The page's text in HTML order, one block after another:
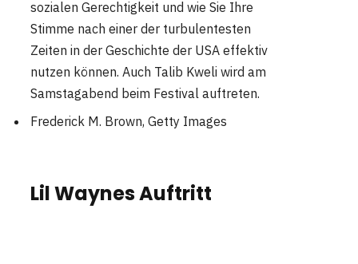
sozialen Gerechtigkeit und wie Sie Ihre
Stimme nach einer der turbulentesten
Zeiten in der Geschichte der USA effektiv
nutzen können. Auch Talib Kweli wird am
Samstagabend beim Festival auftreten.
Frederick M. Brown, Getty Images
Lil Waynes Auftritt